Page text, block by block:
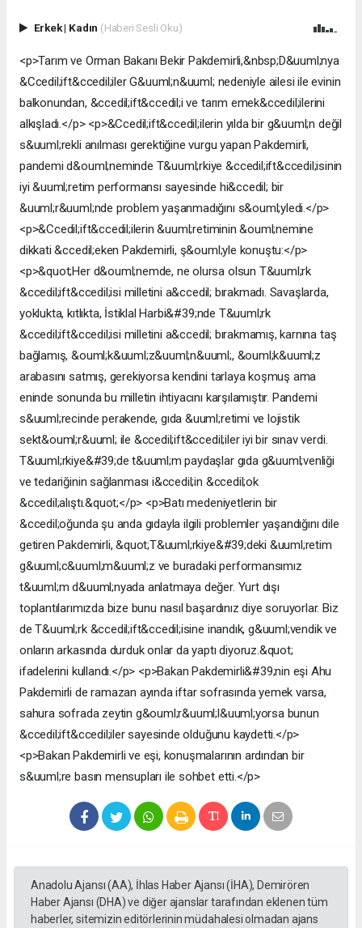
Erkek| Kadın (Haberi Sesli Oku)
<p>Tarım ve Orman Bakanı Bekir Pakdemirli,&nbsp;D&uuml;nya
&Ccedil;ift&ccedil;iler G&uuml;n&uuml; nedeniyle ailesi ile evinin
balkonundan, &ccedil;ift&ccedil;i ve tarım emek&ccedil;ilerini
alkışladı.</p> <p>&Ccedil;ift&ccedil;ilerin yılda bir g&uuml;n değil
s&uuml;rekli anılması gerektiğine vurgu yapan Pakdemirli,
pandemi d&ouml;neminde T&uuml;rkiye &ccedil;ift&ccedil;isinin
iyi &uuml;retim performansı sayesinde hi&ccedil; bir
&uuml;r&uuml;nde problem yaşanmadığını s&ouml;yledi.</p>
<p>&Ccedil;ift&ccedil;ilerin &uuml;retiminin &ouml;nemine
dikkati &ccedil;eken Pakdemirli, ş&ouml;yle konuştu:</p>
<p>&quot;Her d&ouml;nemde, ne olursa olsun T&uuml;rk
&ccedil;ift&ccedil;isi milletini a&ccedil; bırakmadı. Savaşlarda,
yoklukta, kıtlıkta, İstiklal Harbi&#39;nde T&uuml;rk
&ccedil;ift&ccedil;isi milletini a&ccedil; bırakmamış, karnına taş
bağlamış, &ouml;k&uuml;z&uuml;n&uuml;, &ouml;k&uuml;z
arabasını satmış, gerekiyorsa kendini tarlaya koşmuş ama
eninde sonunda bu milletin ihtiyacını karşılamıştır. Pandemi
s&uuml;recinde perakende, gıda &uuml;retimi ve lojistik
sekt&ouml;r&uuml; ile &ccedil;ift&ccedil;iler iyi bir sınav verdi.
T&uuml;rkiye&#39;de t&uuml;m paydaşlar gıda g&uuml;venliği
ve tedariğinin sağlanması i&ccedil;in &ccedil;ok
&ccedil;alıştı.&quot;</p> <p>Batı medeniyetlerin bir
&ccedil;oğunda şu anda gıdayla ilgili problemler yaşandığını dile
getiren Pakdemirli, &quot;T&uuml;rkiye&#39;deki &uuml;retim
g&uuml;c&uuml;m&uuml;z ve buradaki performansımız
t&uuml;m d&uuml;nyada anlatmaya değer. Yurt dışı
toplantılarımızda bize bunu nasıl başardınız diye soruyorlar. Biz
de T&uuml;rk &ccedil;ift&ccedil;isine inandık, g&uuml;vendik ve
onların arkasında durduk onlar da yaptı diyoruz.&quot;
ifadelerini kullandı.</p> <p>Bakan Pakdemirli&#39;nin eşi Ahu
Pakdemirli de ramazan ayında iftar sofrasında yemek varsa,
sahura sofrada zeytin g&ouml;r&uuml;l&uuml;yorsa bunun
&ccedil;ift&ccedil;iler sayesinde olduğunu kaydetti.</p>
<p>Bakan Pakdemirli ve eşi, konuşmalarının ardından bir
s&uuml;re basın mensupları ile sohbet etti.</p>
Anadolu Ajansı (AA), İhlas Haber Ajansı (İHA), Demirören
Haber Ajansı (DHA) ve diğer ajanslar tarafından eklenen tüm
haberler, sitemizin editörlerinin müdahalesi olmadan ajans